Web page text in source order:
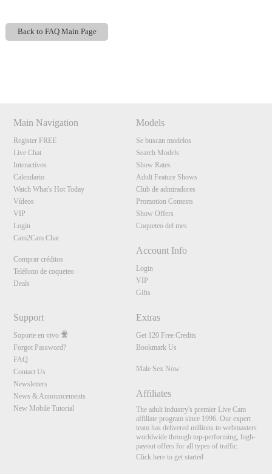
Back to FAQ Main Page
Main Navigation
Register FREE
Live Chat
Interactivos
Calendario
Watch What's Hot Today
Vídeos
VIP
Login
Cam2Cam Chat
Comprar créditos
Teléfono de coqueteo
Deals
Models
Se buscan modelos
Search Models
Show Rates
Adult Feature Shows
Club de admiradores
Promotion Contests
Show Offers
Coqueteo del mes
Account Info
Login
VIP
Gifts
Support
Soporte en vivo
Forgot Password?
FAQ
Contact Us
Newsletters
News & Announcements
New Mobile Tutorial
Extras
Get 120 Free Credits
Bookmark Us
Male Sex Now
Affiliates
The adult industry's premier Live Cam
affiliate program since 1996. Our expert
team has delivered millions to webmasters
worldwide through top-performing, high-
payout offers for all types of traffic.
Click here to get started